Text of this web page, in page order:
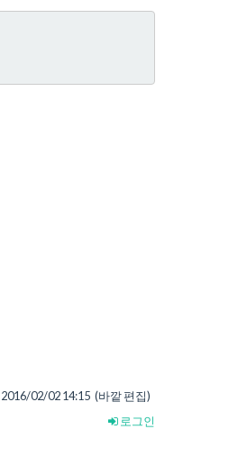
2016/02/02 14:15 (바깥 편집)
로그인